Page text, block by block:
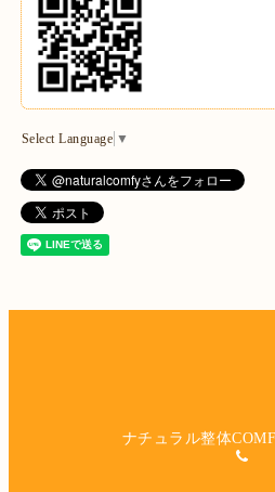
Select Language ▼
ナチュラル整体